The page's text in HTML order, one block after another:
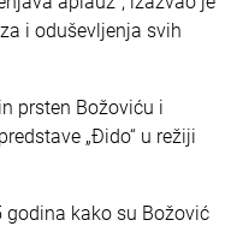
i oduševljenja svih
prsten Božoviću i
„Đido“ u režiji
godina kako su Božović